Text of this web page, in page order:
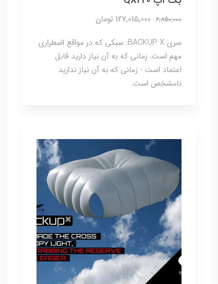
2,850,000 127,015,000 تومان
سری BACKUP X: سبکی که در مواقع اضطراری
مهم است. زمانی که به آن نیاز دارید قابل
اعتماد است - زمانی که به آن نیاز ندارید
نامشخص است.